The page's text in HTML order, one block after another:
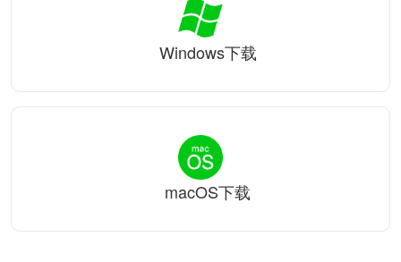
Windows下载
macOS下载